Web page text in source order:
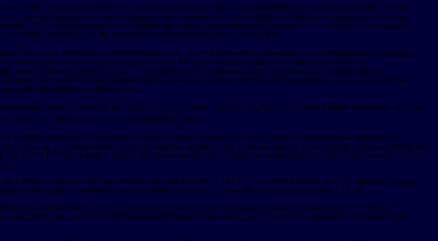
18 лет привлекают во всем мире клиентов, заинтересованных в высокопроизводительных вычислениях. Системы
производительность при максимальной плотности размещения центральных и графических процессоров для самых
и ИИ. Поддерживается как воздушное охлаждение, так и жидкостное охлаждение непосредственно микросхем.
идеально подходят для высокопроизводительных вычислений и ИИ.
Supermicro для высокопроизводительных вычислений и отличается экономичностью, обеспечивая максимальную
благодаря возможности размещения в стойке 48U до 24 576 производительных ядер. Каждым узлом,
ресурсоемких рабочих нагрузок, используется жидкостное охлаждение непосредственно микросхем для
производительности ЦП из-за перегрева, позволяющее размещать интерфейсы ввода-вывода с малой задержкой как
способностью до 400G на узел.
в виде систем высотой 2U из 4 или 2 узлов. Системами Supermicro BigTwin используются общие источники питания и
быть построены на основе процессоров Intel® Xeon® 6.
компании Supermicro обеспечивают клиентам самую высокую плотность и являются экономичным решением из
ведущими производителями полупроводниковых устройств для проектирования и разработки ИС. Системы MicroBlade
и AMD EPYC серии 4005. Системы MicroBlade последнего поколения позволяют размещать в корпусе высотой 6U до 20
масштабируемая до 10 узлов только с ЦП или до 5 узлов с ЦП + ГП на шасси. Размещение до 10 серверных узлов в
вычислений по сравнению со стандартными для отрасли серверами высотой 1U более чем в 3,3 раза.
данных максимальной плотности благодаря использованию только флэш-накопителей, оптимизированные для
средствами, для простоты развертывания выполняются в форм-факторах 1U и 2U и поддерживают стандартные для